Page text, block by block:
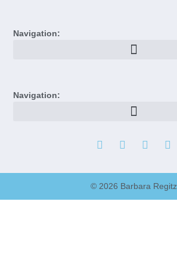
Navigation:
Navigation:
© 2026 Barbara Regitz